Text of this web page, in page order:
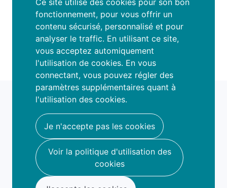
Ce site utilise des cookies pour son bon
fonctionnement, pour vous offrir un
contenu sécurisé, personnalisé et pour
analyser le traffic. En utilisant ce site,
vous acceptez automiquement
l'utilisation de cookies. En vous
connectant, vous pouvez régler des
paramètres supplémentaires quant à
l'utilisation des cookies.
Je n'accepte pas les cookies
Voir la politique d'utilisation des
cookies
Venez découvrir les joies de la danse,
nous vous accueillons avec le sourire.
famio
hello@famio.be
A propos
Nous contacter